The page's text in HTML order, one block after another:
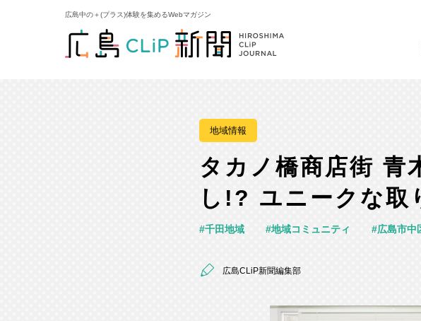
広島中の＋(プラス)体験を集めるWebマガジン
地域情報
タカノ橋商店街 青
し!? ユニークな取
千田地域 地域コミュニティ 広島市中
広島CLiP新聞編集部